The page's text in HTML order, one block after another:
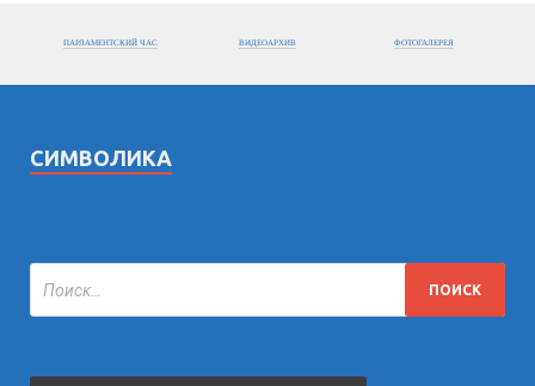
ПАРЛАМЕНТСКИЙ ЧАС ВИДЕОАРХИВ ФОТОГАЛЕРЕЯ
СИМВОЛИКА